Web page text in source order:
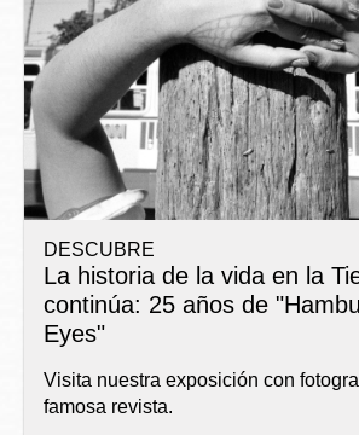
Ocean View
Biblioteca
Ambulante OMI
Ortega
Richmond
Sunset
Treasure
DESCUBRE
La historia de la vida en la
continúa: 25 años de
Eyes"
Visita nuestra exposición con
famosa revista.